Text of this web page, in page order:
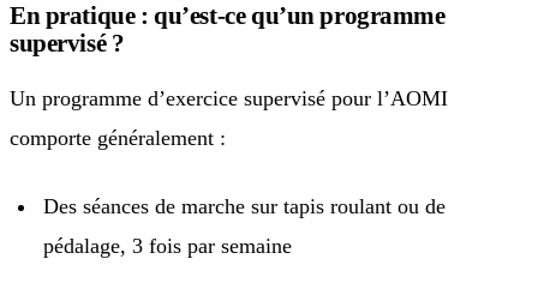
En pratique : qu’est-ce qu’un programme
supervisé ?
Un programme d’exercice supervisé pour l’AOMI
comporte généralement :
Des séances de marche sur tapis roulant ou de
pédalage, 3 fois par semaine